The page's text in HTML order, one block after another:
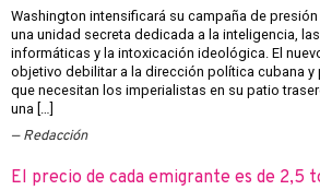
Washington intensificará su campaña de
una unidad secreta dedicada a la inteligencia,
informáticas y la intoxicación ideológica. El
objetivo debilitar a la dirección política cubana
que necesitan los imperialistas en su patio
una […]
Redacción
El precio de cada emigrante es de 2,5